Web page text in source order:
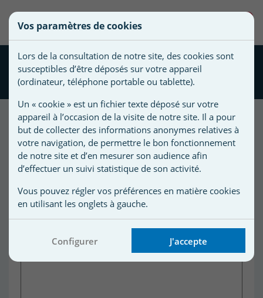
Sonde pH Blue pour
régulateur de pH
Créer une nouvelle liste
une
liste
Nom de
d'envies
Vous
devez
être
connecté
pour
ajouter
des
produits
à
votre
liste
Vos paramètres de cookies
Lors de la consultation de notre site, des cookies sont
susceptibles d’être déposés sur votre appareil
(ordinateur, téléphone portable ou tablette).
Un « cookie » est un fichier texte déposé sur votre
appareil à l’occasion de la visite de notre site. Il a pour
but de collecter des informations anonymes relatives à
votre navigation, de permettre le bon fonctionnement
de notre site et d’en mesurer son audience afin
d’effectuer un suivi statistique de son activité.
Vous pouvez régler vos préférences en matière cookies
en utilisant les onglets à gauche.
Configurer J'accepte